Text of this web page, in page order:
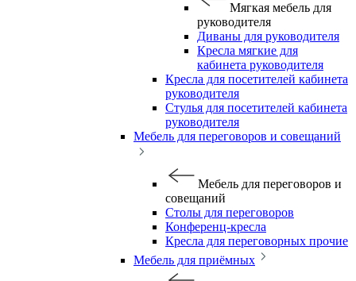
Мягкая мебель для
руководителя
Диваны для руководителя
Кресла мягкие для
кабинета руководителя
Кресла для посетителей кабинета
руководителя
Стулья для посетителей кабинета
руководителя
Мебель для переговоров и совещаний
Мебель для переговоров и
совещаний
Столы для переговоров
Конференц-кресла
Кресла для переговорных прочие
Мебель для приёмных